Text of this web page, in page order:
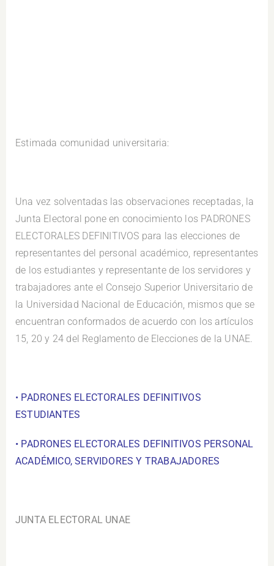
Estimada comunidad universitaria:
Una vez solventadas las observaciones receptadas, la
Junta Electoral pone en conocimiento los PADRONES
ELECTORALES DEFINITIVOS para las elecciones de
representantes del personal académico, representantes
de los estudiantes y representante de los servidores y
trabajadores ante el Consejo Superior Universitario de
la Universidad Nacional de Educación, mismos que se
encuentran conformados de acuerdo con los artículos
15, 20 y 24 del Reglamento de Elecciones de la UNAE.
• PADRONES ELECTORALES DEFINITIVOS
ESTUDIANTES
• PADRONES ELECTORALES DEFINITIVOS PERSONAL
ACADÉMICO, SERVIDORES Y TRABAJADORES
JUNTA ELECTORAL UNAE